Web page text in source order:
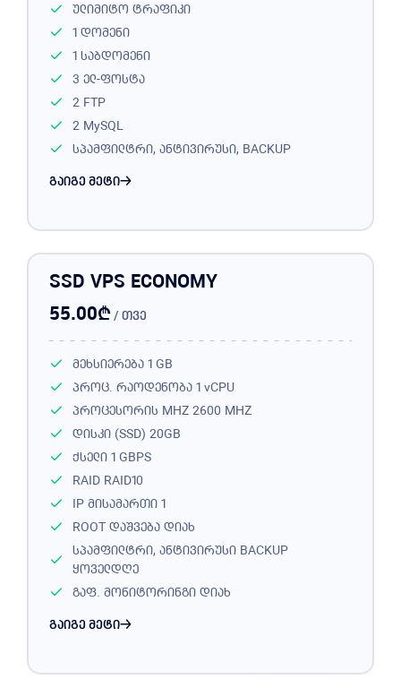
ულიმიტო ტრაფიკი
1 დომენი
1 საბდომენი
3 ელ-ფოსტა
2 FTP
2 MySQL
სპამფილტრი, ანტივირუსი, BACKUP
გაიგე მეტი
SSD VPS ECONOMY
55.00₾/ თვე
მეხსიერება 1 GB
პროც. რაოდენობა 1 vCPU
პროცესორის MHZ 2600 MHZ
დისკი (SSD) 20GB
ქსელი 1 GBPS
RAID RAID10
IP მისამართი 1
ROOT დაშვება დიახ
სპამფილტრი, ანტივირუსი BACKUP
ყოველდღე
გაფ. მონიტორინგი დიახ
გაიგე მეტი